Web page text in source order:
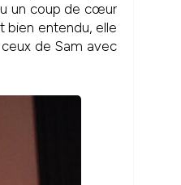
un coup de cœur
bien entendu, elle
de Sam avec